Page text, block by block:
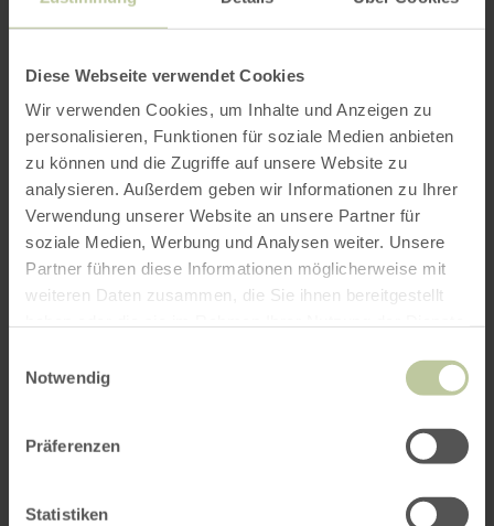
Diese Webseite verwendet Cookies
Wir verwenden Cookies, um Inhalte und Anzeigen zu
personalisieren, Funktionen für soziale Medien anbieten
zu können und die Zugriffe auf unsere Website zu
analysieren. Außerdem geben wir Informationen zu Ihrer
Verwendung unserer Website an unsere Partner für
soziale Medien, Werbung und Analysen weiter. Unsere
Partner führen diese Informationen möglicherweise mit
weiteren Daten zusammen, die Sie ihnen bereitgestellt
Notwendig
Präferenzen
Statistiken
Anfahrt von:
ROUTE PLANEN